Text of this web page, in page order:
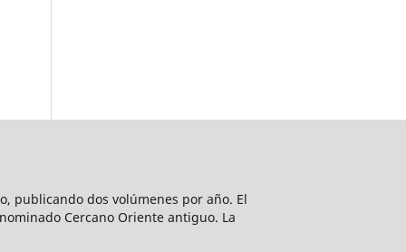
publicando dos volúmenes por año. El
Cercano Oriente antiguo. La